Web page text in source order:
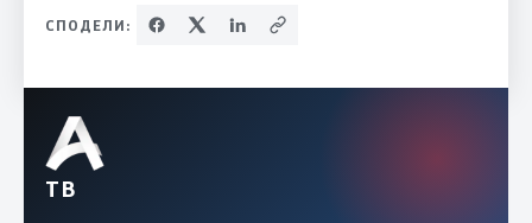
СПОДЕЛИ:
ТВ